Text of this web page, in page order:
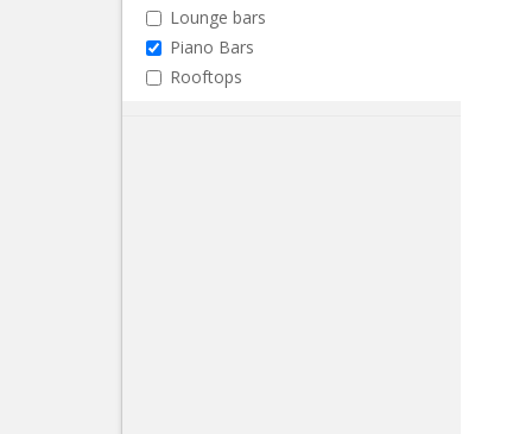
Lounge bars
Piano Bars
Rooftops